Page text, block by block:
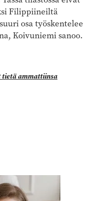
Filippiineiltä
osa työskentelee
Koivuniemi sanoo.
tietä ammattiinsa